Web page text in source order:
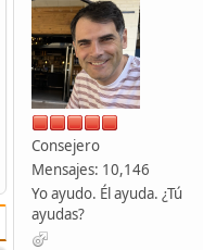
Consejero
Mensajes: 10,146
Yo ayudo. Él ayuda. ¿Tú
ayudas?